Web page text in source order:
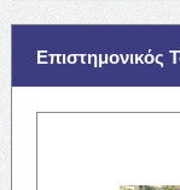
Επιστημονικός